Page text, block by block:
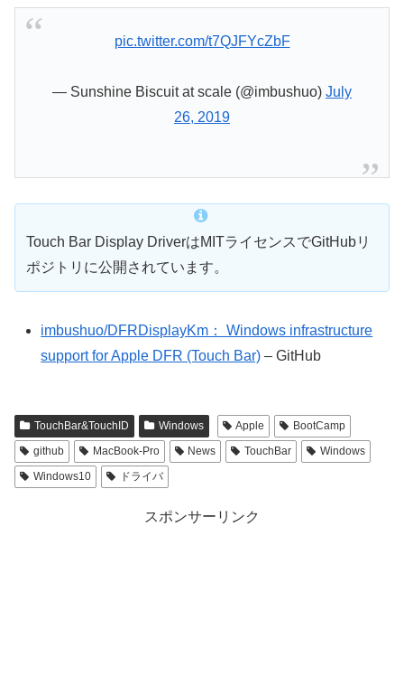
pic.twitter.com/t7QJFYcZbF
— Sunshine Biscuit at scale (@imbushuo) July
26, 2019
Touch Bar Display DriverはMITライセンスでGitHubリ
ポジトリに公開されています。
imbushuo/DFRDisplayKm： Windows infrastructure
support for Apple DFR (Touch Bar) – GitHub
TouchBar&TouchID Windows Apple
BootCamp
github
MacBook-Pro News TouchBar
Windows
Windows10
ドライバ
スポンサーリンク